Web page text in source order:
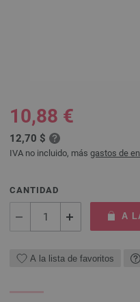
10,88 €
12,70 $
IVA no incluido, más gastos de
CANTIDAD
A
A la lista de favoritos